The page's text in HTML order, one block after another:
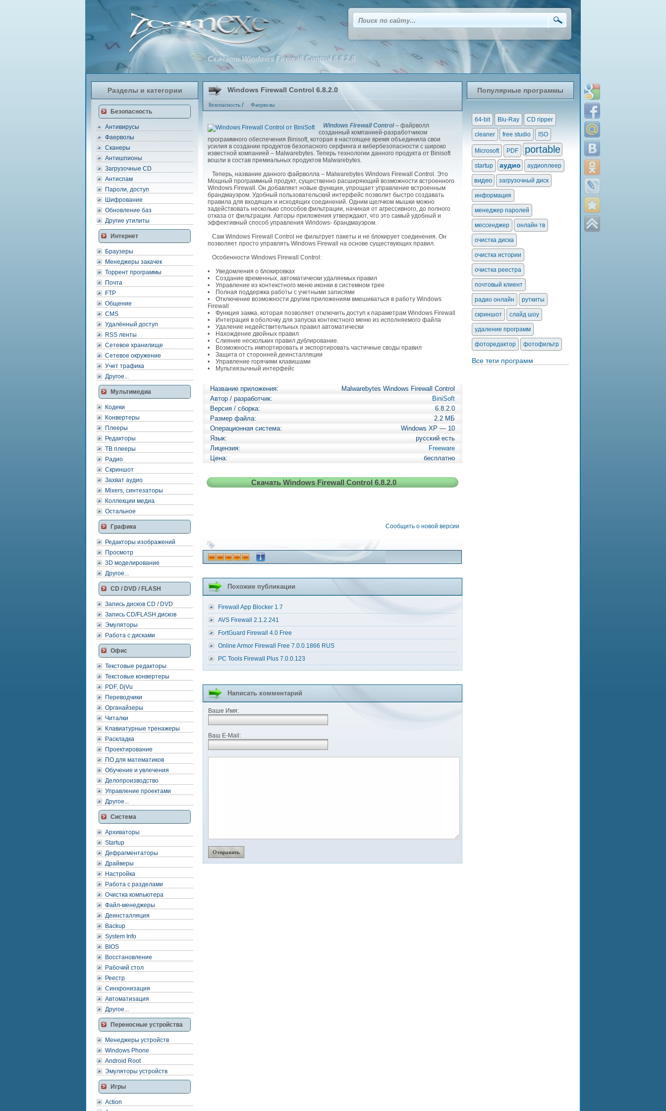
Разделы и категории
Безопасность
Антивирусы
Фаерволы
Сканеры
Антишпионы
Загрузочные CD
Антиспам
Пароли, доступ
Шифрование
Обновление баз
Другие утилиты
Интернет
Браузеры
Менеджеры закачек
Торрент программы
Почта
FTP
Общение
CMS
Удалённый доступ
RSS ленты
Сетевое хранилище
Сетевое окружение
Учет трафика
Другое...
Мультимедиа
Кодеки
Конвертеры
Плееры
Редакторы
ТВ плееры
Радио
Скриншот
Захват аудио
Mixers, синтезаторы
Коллекции медиа
Остальное
Графика
Редакторы изображений
Просмотр
3D моделирование
Другое...
CD / DVD / FLASH
Запись дисков CD / DVD
Запись CD/FLASH дисков
Эмуляторы
Работа с дисками
Офис
Текстовые редакторы
Текстовые конвертеры
PDF, DjVu
Переводчики
Органайзеры
Читалки
Клавиатурные тренажеры
Раскладка
Проектирование
ПО для математиков
Обучение и увлечения
Делопроизводство
Управление проектами
Другое...
Система
Архиваторы
Startup
Дефрагментаторы
Драйверы
Настройка
Работа с разделами
Очистка компьютера
Файл-менеджеры
Деинсталляция
Backup
System Info
BIOS
Восстановление
Рабочий стол
Реестр
Синхронизация
Автоматизация
Другое...
Переносные устройства
Менеджеры устройств
Windows Phone
Android Root
Эмуляторы устройств
Игры
Action
Windows Firewall Control 6.8.2.0
Безопасность / Фаерволы
Скачать Windows Firewall Control 6.8.2.0
Windows Firewall Control– файрволл
созданный компанией-разработчиком
программного обеспечения Binisoft, которая в настоящее время объединила свои
усилия в создании продуктов безопасного серфинга и кибербезопасности с широко
известной компанией – Malwarebytes. Теперь технологии данного продукта от Binisoft
вошли в состав премиальных продуктов Malwarebytes.
Теперь, название данного файрволла – Malwarebytes Windows Firewall Control. Это
Мощный программный продукт, существенно расширяющий возможности встроенного
Windows Firewall. Он добавляет новые функции, упрощает управление встроенным
брандмауэром. Удобный пользовательский интерфейс позволит быстро создавать
правила для входящих и исходящих соединений. Одним щелчком мышки можно
задействовать несколько способов фильтрации, начиная от агрессивного, до полного
отказа от фильтрации. Авторы приложения утверждают, что это самый удобный и
эффективный способ управления Windows- брандмауэром.
Сам Windows Firewall Control не фильтрует пакеты и не блокирует соединения. Он
позволяет просто управлять Windows Firewall на основе существующих правил.
Особенности Windows Firewall Control:
• Уведомления о блокировках
• Создание временных, автоматически удаляемых правил
• Управление из контекстного меню иконки в системном трее
• Полная поддержка работы с учетными записями
• Отключение возможности другим приложениям вмешиваться в работу Windows
Firewall
• Функция замка, которая позволяет отключить доступ к параметрам Windows Firewall
• Интеграция в оболочку для запуска контекстного меню из исполняемого файла
• Удаление недействительных правил автоматически
• Нахождение двойных правил
• Слияние нескольких правил дублирование.
• Возможность импортировать и экспортировать частичные своды правил
• Защита от сторонней деинсталляции
• Управление горячими клавишами
• Мультиязычный интерфейс
Название приложения:
Malwarebytes Windows Firewall Control
Автор / разработчик:
BiniSoft
Версия / сборка:
6.8.2.0
Размер файла:
2.2 МБ
Операционная система:
Windows XP — 10
Язык:
русский есть
Лицензия:
Freeware
Цена:
бесплатно
Скачать Windows Firewall Control 6.8.2.0
Сообщить о новой версии
Похожие публикации
Firewall App Blocker 1.7
AVS Firewall 2.1.2.241
FortGuard Firewall 4.0 Free
Online Armor Firewall Free 7.0.0.1866 RUS
PC Tools Firewall Plus 7.0.0.123
Написать комментарий
Ваше Имя:
Ваш E-Mail:
Популярные программы
64-bit Blu-Ray CD ripper
cleaner free studio ISO
Microsoft PDF portable
startup аудио аудиоплеер
видео загрузочный диск
информация
менеджер паролей
мессенджер онлайн тв
очистка диска
очистка истории
очистка реестра
почтовый клиент
радио онлайн руткиты
скриншот слайд шоу
удаление программ
фоторедактор фотофильтр
Все теги программ